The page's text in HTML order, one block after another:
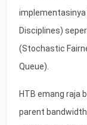
implementasinya
Disciplines)
(Stochastic
Queue).
HTB emang raja
parent